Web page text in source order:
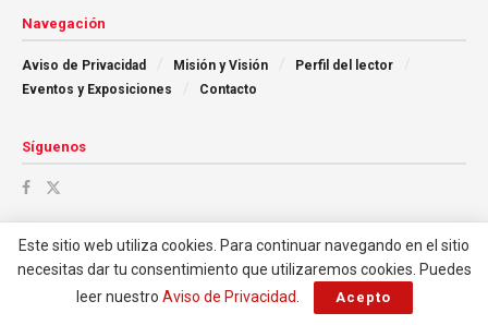
Navegación
Aviso de Privacidad Misión y Visión
Perfil del lector
Eventos y Exposiciones
Contacto
Síguenos
Este sitio web utiliza cookies. Para continuar navegando en el sitio
necesitas dar tu consentimiento que utilizaremos cookies. Puedes
leer nuestro Aviso de Privacidad Acepto